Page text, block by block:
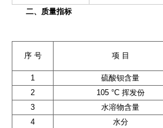
二、质量指标
序 号 项 目
1
硫酸钡含量
2
105 °C 挥发份
3
水溶物含量
4
水分